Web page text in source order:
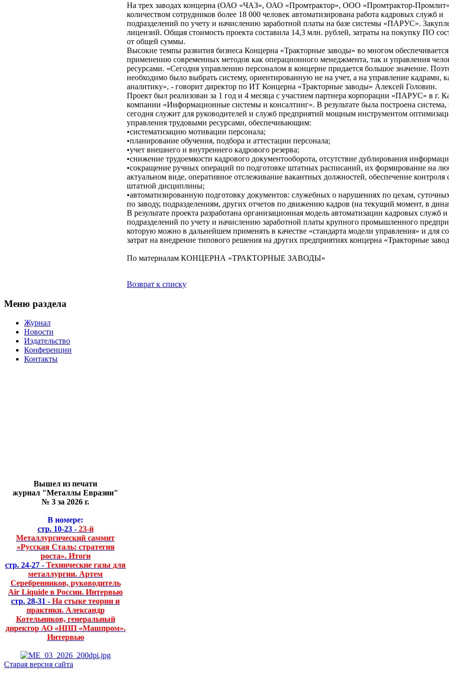
На трех заводах концерна (ОАО «ЧАЗ», ОАО «Промтрактор», ООО «Промтрактор-
количеством сотрудников более 18 000 человек автоматизирована работа кадровых служб и
подразделений по учету и начислению заработной платы на базе системы «ПАРУС».
лицензий. Общая стоимость проекта составила 14,3 млн. рублей, затраты на покупку ПО
от общей суммы.
Высокие темпы развития бизнеса Концерна «Тракторные заводы» во многом обеспечивается
применению современных методов как операционного менеджмента, так и управления
ресурсами. «Сегодня управлению персоналом в концерне придается большое значение.
необходимо было выбрать систему, ориентированную не на учет, а на управление кадрами,
аналитику», - говорит директор по ИТ Концерна «Тракторные заводы» Алексей Головин.
Проект был реализован за 1 год и 4 месяца с участием партнера корпорации «ПАРУС» в г.
компании «Информационные системы и консалтинг». В результате была построена система,
сегодня служит для руководителей и служб предприятий мощным инструментом
управления трудовыми ресурсами, обеспечивающим:
•систематизацию мотивации персонала;
•планирование обучения, подбора и аттестации персонала;
•учет внешнего и внутреннего кадрового резерва;
•снижение трудоемкости кадрового документооборота, отсутствие дублирования
•сокращение ручных операций по подготовке штатных расписаний, их формирование на
актуальном виде, оперативное отслеживание вакантных должностей, обеспечение контроля
штатной дисциплины;
•автоматизированную подготовку документов: служебных о нарушениях по цехам,
по заводу, подразделениям, других отчетов по движению кадров (на текущий момент, в
В результате проекта разработана организационная модель автоматизации кадровых служб и
подразделений по учету и начислению заработной платы крупного промышленного
которую можно в дальнейшем применять в качестве «стандарта модели управления» и для
затрат на внедрение типового решения на других предприятиях концерна «Тракторные
По материалам КОНЦЕРНА «ТРАКТОРНЫЕ ЗАВОДЫ»
Возврат к списку
Меню раздела
Журнал
Новости
Издательство
Конференции
Контакты
Вышел из печати
журнал "Металлы Евразии"
№ 3 за 2026 г.
В номере:
стр. 10-23 -23-й
Металлургический саммит
«Русская Сталь: стратегия
роста». Итоги
стр. 24-27 - Технические газы для
металлургии. Артем
Серебренников, руководитель
Air Liquide в России. Интервью
стр. 28-31 - На стыке теории и
практики. Александр
Котельников, генеральный
директор АО «НПП «Машпром».
Интервью
Старая версия сайта